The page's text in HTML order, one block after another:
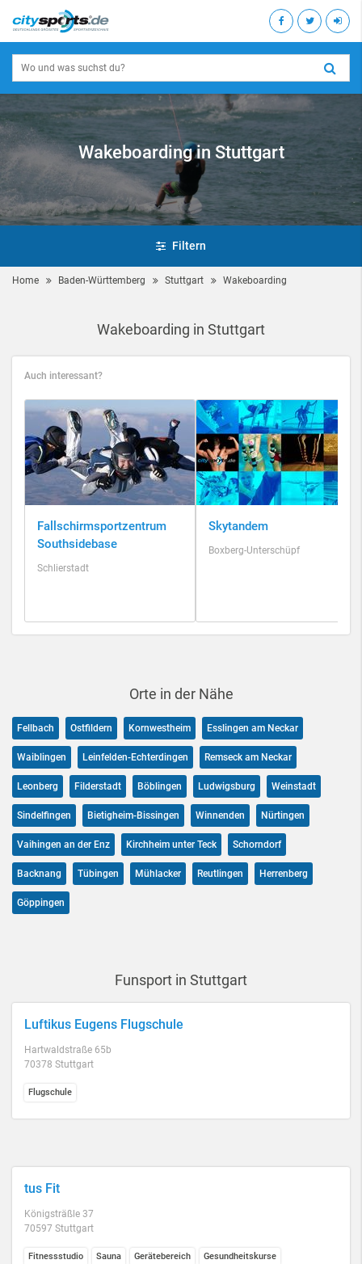
Wakeboarding in Stuttgart
Filtern
Home Baden-Württemberg Stuttgart Wakeboarding
Wakeboarding in Stuttgart
Auch interessant?
Fallschirmsportzentrum
Southsidebase
Schlierstadt
Skytandem
Boxberg-Unterschüpf
Orte in der Nähe
Fellbach Ostfildern Kornwestheim Esslingen am Neckar
Waiblingen Leinfelden-Echterdingen Remseck am Neckar
Leonberg Filderstadt Böblingen Ludwigsburg Weinstadt
Sindelfingen Bietigheim-Bissingen Winnenden Nürtingen
Vaihingen an der Enz Kirchheim unter Teck Schorndorf
Backnang Tübingen Mühlacker Reutlingen Herrenberg
Göppingen
Funsport in Stuttgart
Luftikus Eugens Flugschule
Hartwaldstraße 65b
70378 Stuttgart
Flugschule
tus Fit
Königsträßle 37
70597 Stuttgart
Fitnessstudio Sauna Gerätebereich Gesundheitskurse